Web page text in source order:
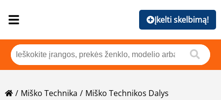
Įkelti skelbimą!
Miško Technika
Miško Technikos Dalys